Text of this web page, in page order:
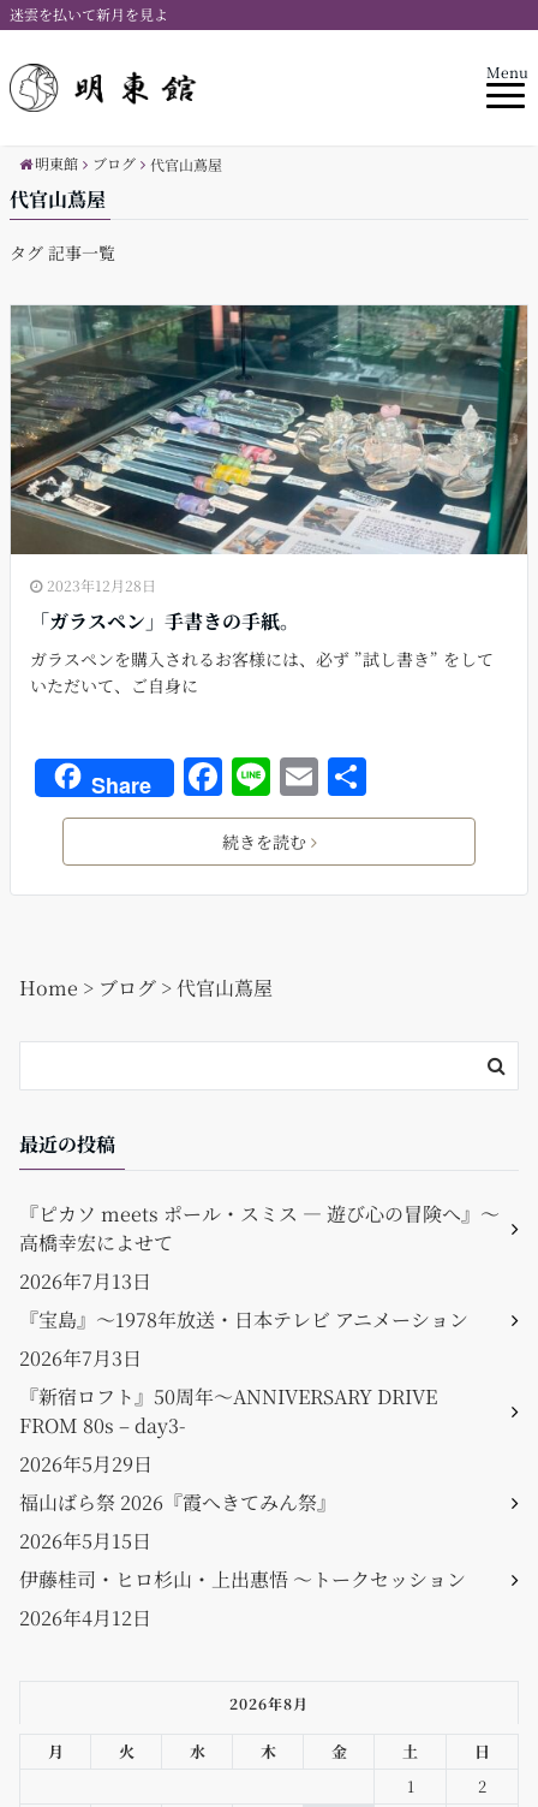
迷雲を払いて新月を見よ
Menu
明東館 ブログ 代官山蔦屋
代官山蔦屋
タグ 記事一覧
2023年12月28日
「ガラスペン」手書きの手紙。
ガラスペンを購入されるお客様には、必ず ”試し書き” をして
いただいて、ご自身に
Share F
a
c
e
o
o
k
Li
n
e
E
m
ai
l
有
続きを読む
Home > ブログ >代官山蔦屋
最近の投稿
『ピカソ meets ポール・スミス ― 遊び心の冒険へ』〜
高橋幸宏によせて
2026年7月13日
『宝島』〜1978年放送・日本テレビ アニメーション
2026年7月3日
『新宿ロフト』50周年〜ANNIVERSARY DRIVE
FROM 80s – day3-
2026年5月29日
福山ばら祭 2026『霞へきてみん祭』
2026年5月15日
伊藤桂司・ヒロ杉山・上出惠悟 〜トークセッション
2026年4月12日
2026年8月
月 火 水 木 金 土
日
1
2